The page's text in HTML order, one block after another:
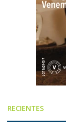
RECIENTES